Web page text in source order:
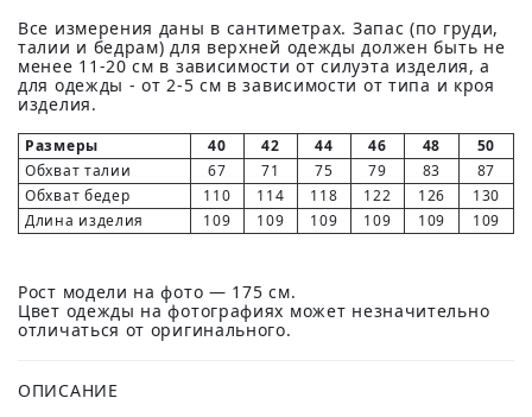
Все измерения даны в сантиметрах. Запас (по груди,
талии и бедрам) для верхней одежды должен быть не
менее 11-20 см в зависимости от силуэта изделия, а
для одежды - от 2-5 см в зависимости от типа и кроя
изделия.
Размеры 40 42 44 46 48
50
Обхват талии
67 71 75 79 83
87
Обхват бедер
110 114 118 122 126
130
Длина изделия
109 109 109 109 109 109
Рост модели на фото — 175 см.
Цвет одежды на фотографиях может незначительно
отличаться от оригинального.
ОПИСАНИЕ